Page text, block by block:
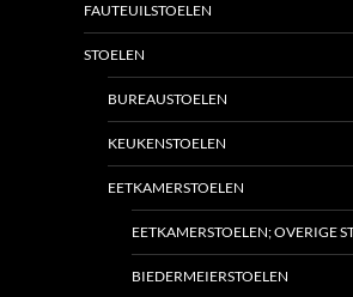
FAUTEUILSTOELEN
STOELEN
BUREAUSTOELEN
KEUKENSTOELEN
EETKAMERSTOELEN
EETKAMERSTOELEN; OVERIGE
BIEDERMEIERSTOELEN